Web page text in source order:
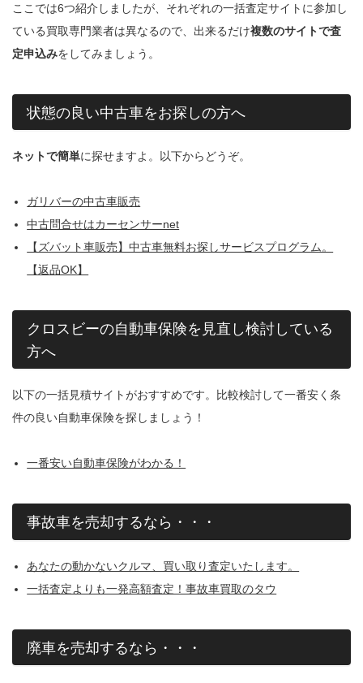
ここでは6つ紹介しましたが、それぞれの一括査定サイトに参加し
ている買取専門業者は異なるので、出来るだけ複数のサイトで査
定申込みをしてみましょう。
状態の良い中古車をお探しの方へ
ネットで簡単に探せますよ。以下からどうぞ。
ガリバーの中古車販売
中古問合せはカーセンサーnet
【ズバット車販売】中古車無料お探しサービスプログラム。
【返品OK】
クロスビーの自動車保険を見直し検討している
方へ
以下の一括見積サイトがおすすめです。比較検討して一番安く条
件の良い自動車保険を探しましょう！
一番安い自動車保険がわかる！
事故車を売却するなら・・・
あなたの動かないクルマ、買い取り査定いたします。
一括査定よりも一発高額査定！事故車買取のタウ
廃車を売却するなら・・・